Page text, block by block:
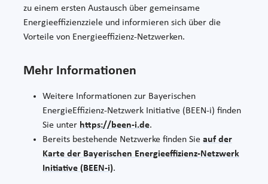
zu einem ersten Austausch über gemeinsame
Energieeffizienzziele und informieren sich über die
Vorteile von Energieeffizienz-Netzwerken.
Mehr Informationen
Weitere Informationen zur Bayerischen
EnergieEffizienz-Netzwerk Initiative (BEEN-i) finden
Sie unter https://been-i.de.
Bereits bestehende Netzwerke finden Sie auf der
Karte der Bayerischen Energieeffizienz-Netzwerk
Initiative (BEEN-i).